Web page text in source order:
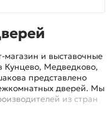
магазин и выставочные
Кунцево, Медведково,
представлено
дверей. Мы
из стран